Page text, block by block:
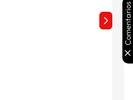
Comentarios